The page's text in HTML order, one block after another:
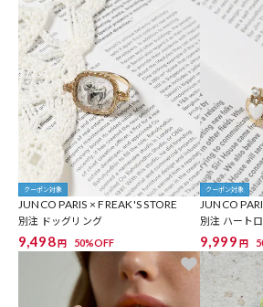
クーポン対象
JUNCO PARIS × FREAK'S STORE
別注 ドッグリング
9,498 円 50%OFF
クーポン対象
JUNCO
別注 ハート
9,999 円